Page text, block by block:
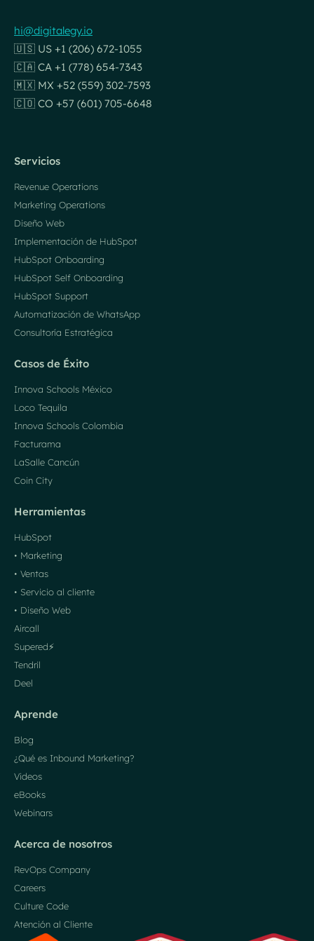
hi@digitalegy.io
🇺🇸 US +1 (206) 672-1055
🇨🇦 CA +1 (778) 654-7343
🇲🇽 MX +52 (559) 302-7593
🇨🇴 CO +57 (601) 705-6648
Servicios
Revenue Operations
Marketing Operations
Diseño Web
Implementación de HubSpot
HubSpot Onboarding
HubSpot Self Onboarding
HubSpot Support
Automatización de WhatsApp
Consultoría Estratégica
Casos de Éxito
Innova Schools México
Loco Tequila
Innova Schools Colombia
Facturama
LaSalle Cancún
Coin City
Herramientas
HubSpot
• Marketing
• Ventas
• Servicio al cliente
• Diseño Web
Aircall
Supered⚡️
Tendril
Deel
Aprende
Blog
¿Qué es Inbound Marketing?
Videos
eBooks
Webinars
Acerca de nosotros
RevOps Company
Careers
Culture Code
Atención al Cliente